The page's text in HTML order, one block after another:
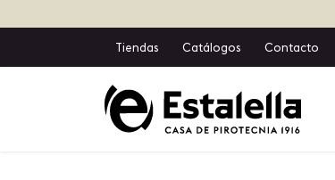
Tiendas Catálogos Contacto